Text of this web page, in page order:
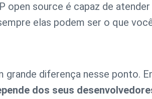
open source é capaz de
elas podem ser o que
diferença nesse ponto.
dos seus